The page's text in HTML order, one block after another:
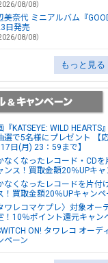
2026/08/08）
美奈代 ミニアルバム『
日発売
2026/08/08）
もっと見る
『KATSEYE: WILD HEARTS
選で5名様にプレゼント 【
日(月) 23：59まで】
なくなったレコード・CD
ンス！買取金額20％UPキャ
なくなったレコードを片付
！買取金額20％UPキャンペ
ワレコマケプレ〉対象オー
！10％ポイント還元キャン
ON! タワレコ オー
ペーン